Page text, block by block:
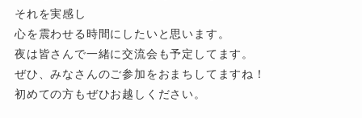
それを実感し
心を震わせる時間にしたいと思います。
夜は皆さんで一緒に交流会も予定してます。
ぜひ、みなさんのご参加をおまちしてますね！
初めての方もぜひお越しください。